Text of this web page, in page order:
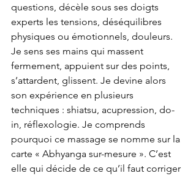
questions, décèle sous ses doigts
experts les tensions, déséquilibres
physiques ou émotionnels, douleurs.
Je sens ses mains qui massent
fermement, appuient sur des points,
s’attardent, glissent. Je devine alors
son expérience en plusieurs
techniques : shiatsu, acupression, do-
in, réflexologie. Je comprends
pourquoi ce massage se nomme sur la
carte « Abhyanga sur-mesure ». C’est
elle qui décide de ce qu’il faut corriger